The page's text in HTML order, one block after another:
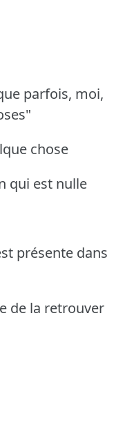
parfois, moi,
chose
qui est nulle
présente dans
de la retrouver